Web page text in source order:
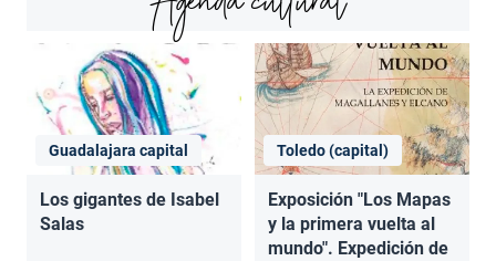
Guadalajara capital
Los gigantes de Isabel
Salas
Toledo (capital)
Exposición "Los Mapas
y la primera vuelta al
mundo". Expedición de